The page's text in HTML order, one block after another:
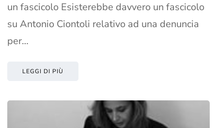
un fascicolo Esisterebbe davvero un fascicolo
su Antonio Ciontoli relativo ad una denuncia
per…
LEGGI DI PIÙ